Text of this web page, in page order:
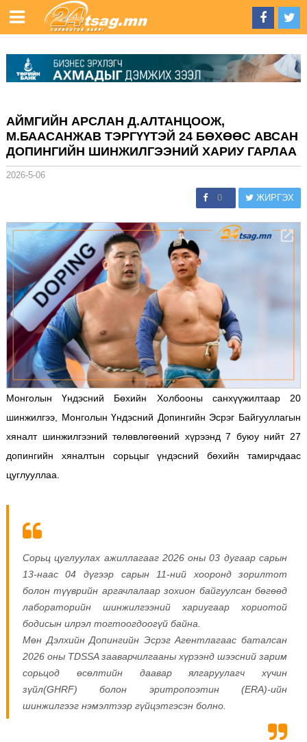
АЙМГИЙН АРСЛАН Д.АЛТАНЦООЖ,
М.БААСАНЖАВ ТЭРГҮҮТЭЙ 24 БӨХӨӨС АВСАН
ДОПИНГИЙН ШИНЖИЛГЭЭНИЙ ХАРИУ ГАРЛАА
2026-5-06
0 ЖИРГЭХ
Монголын Үндэсний Бөхийн Холбооны санхүүжилтаар 20
шинжилгээ, Монголын Үндэсний Допингийн Эсрэг Байгууллагын
хяналт шинжилгээний төлөвлөгөөний хүрээнд 7 буюу нийт 27
допингийн хяналтын сорьцыг үндэсний бөхийн тамирчдаас
цуглууллаа.
Сорьц цуглуулах ажиллагааг 2026 оны 03 дугаар сарын
13-наас 04 дүгээр сарын 11-ний хооронд зорилтот
болон түүврийн аргачлалаар зохион байгуулсан бөгөөд
лабораторийн шинжилгээний хариугаар хориотой
бодисын илрэл тогтоогдоогүй байна.
Мөн Дэлхийн Допингийн Эсрэг Агентлагаас баталсан
2026 оны TDSSA зааварчилгааны хүрээнд шээсний зарим
сорьцод өсөлтийн даавар ялгаруулагч хүчин
зүйл(GHRF) болон эритропоэтин (ERA)-ийн
шинжилгээг нэмэлтээр гүйцэтгэсэн болно.